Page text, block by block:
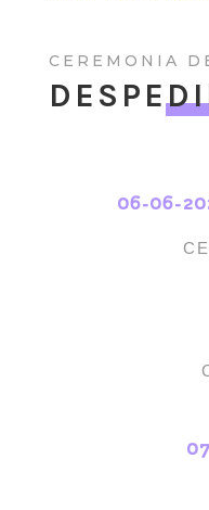
CEREMONIA
06-06-